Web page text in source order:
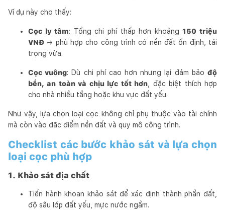
Ví dụ này cho thấy:
Cọc ly tâm: Tổng chi phí thấp hơn khoảng150 triệu
VNĐ → phù hợp cho công trình có nền đất ổn định, tải
trọng vừa.
Cọc vuông: Dù chi phí cao hơn nhưng lại đảm bảođộ
bền, an toàn và chịu lực tốt hơn , đặc biệt thích hợp
cho nhà nhiều tầng hoặc khu vực đất yếu.
Như vậy, lựa chọn loại cọc không chỉ phụ thuộc vào tài chính
mà còn vào đặc điểm nền đất và quy mô công trình.
Checklist các bước khảo sát và lựa chọn
loại cọc phù hợp
1. Khảo sát địa chất
Tiến hành khoan khảo sát để xác định thành phần đất,
độ sâu lớp đất yếu, mực nước ngầm.